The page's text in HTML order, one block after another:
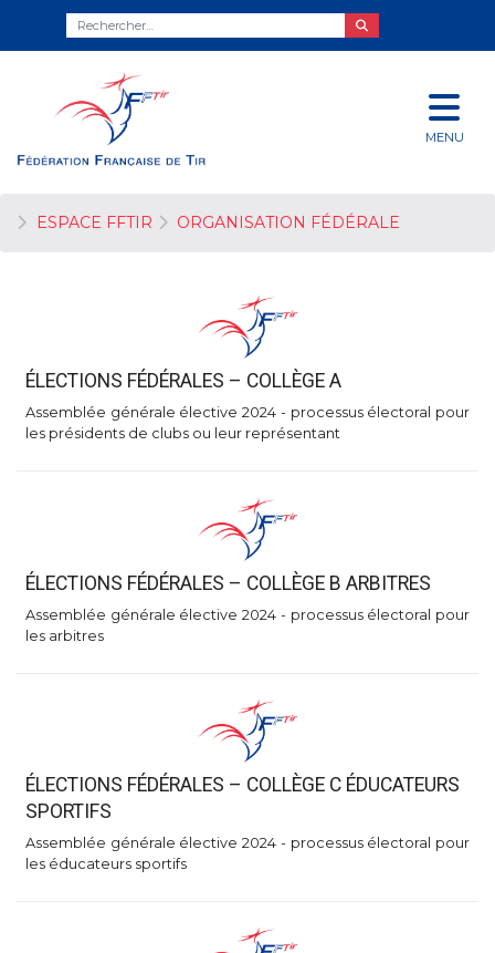
MENU
ESPACE FFTIR ORGANISATION FÉDÉRALE
ÉLECTIONS FÉDÉRALES – COLLÈGE A
Assemblée générale élective 2024 - processus électoral pour
les présidents de clubs ou leur représentant
ÉLECTIONS FÉDÉRALES – COLLÈGE B ARBITRES
Assemblée générale élective 2024 - processus électoral pour
les arbitres
ÉLECTIONS FÉDÉRALES – COLLÈGE C ÉDUCATEURS
SPORTIFS
Assemblée générale élective 2024 - processus électoral pour
les éducateurs sportifs